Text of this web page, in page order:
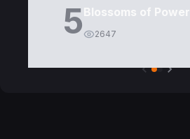
5Blossoms of Power
2647